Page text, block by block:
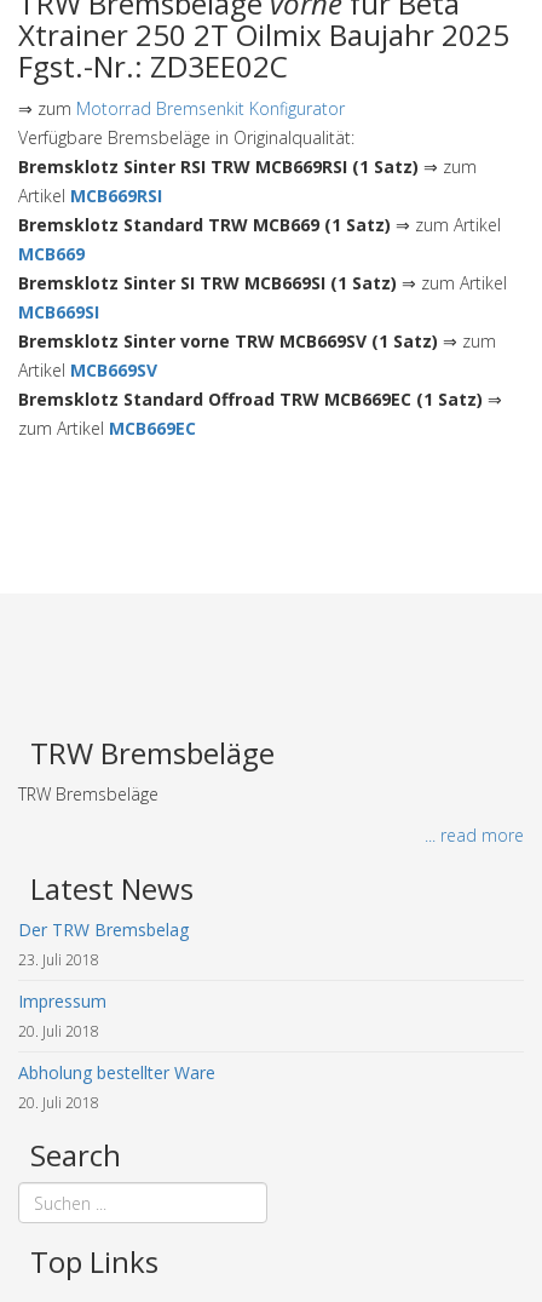
Xtrainer 250 2T Oilmix Baujahr 2025
Fgst.-Nr.: ZD3EE02C
⇒ zum Motorrad Bremsenkit Konfigurator
Verfügbare Bremsbeläge in Originalqualität:
Bremsklotz Sinter RSI TRW MCB669RSI (1 Satz) ⇒ zum
Artikel MCB669RSI
Bremsklotz Standard TRW MCB669 (1 Satz) ⇒ zum Artikel
MCB669
Bremsklotz Sinter SI TRW MCB669SI (1 Satz) ⇒ zum Artikel
MCB669SI
Bremsklotz Sinter vorne TRW MCB669SV (1 Satz) ⇒ zum
Artikel MCB669SV
Bremsklotz Standard Offroad TRW MCB669EC (1 Satz) ⇒
zum Artikel MCB669EC
TRW Bremsbeläge
TRW Bremsbeläge
... read more
Latest News
Der TRW Bremsbelag
23. Juli 2018
Impressum
20. Juli 2018
Abholung bestellter Ware
20. Juli 2018
Search
Top Links